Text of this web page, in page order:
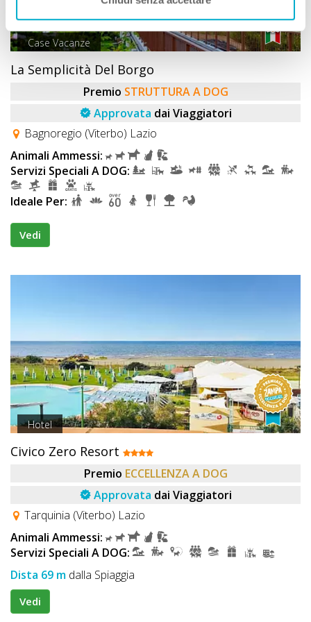
Case Vacanze
La Semplicità Del Borgo
Premio STRUTTURA A DOG
Approvata dai Viaggiatori
Bagnoregio (Viterbo) Lazio
Animali Ammessi:
Servizi Speciali A DOG:
Ideale Per:
Vedi
Hotel
Civico Zero Resort
Premio ECCELLENZA A DOG
Approvata dai Viaggiatori
Tarquinia (Viterbo) Lazio
Animali Ammessi:
Servizi Speciali A DOG:
Dista 69 m dalla Spiaggia
Vedi